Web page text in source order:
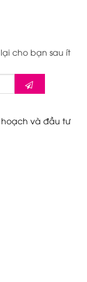
cho bạn sau ít
hoạch và đầu tư